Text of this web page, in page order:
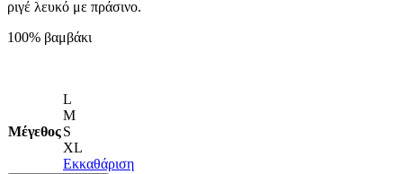
€57.00.είναι:
ριγέ λευκό με πράσινο.
100% βαμβάκι
Μέγεθος
L
M
S
XL
Εκκαθάριση